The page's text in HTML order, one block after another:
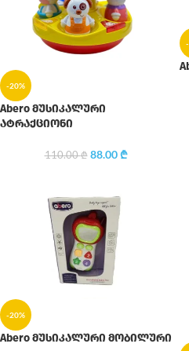
-20%
Abero მუსიკალური
ატრაქციონი
110.00₾ 88.00₾
-20%
Abero მუსიკალური მობილური